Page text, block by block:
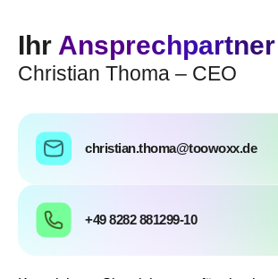
Ihr Ansprechpartner
Christian Thoma – CEO
christian.thoma@toowoxx.de
+49 8282 881299-10